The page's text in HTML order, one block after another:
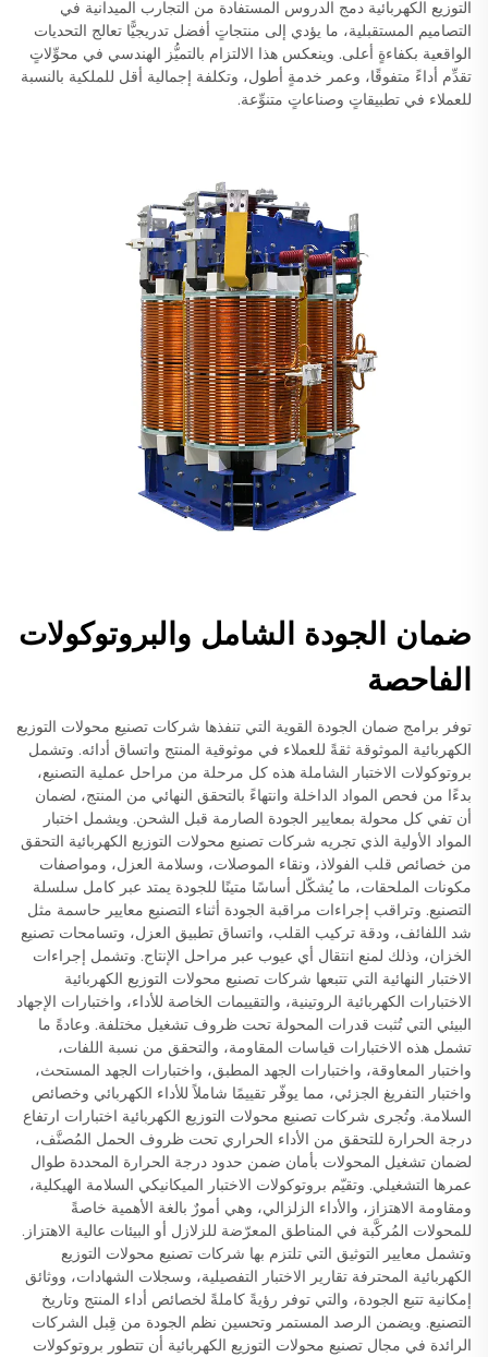
التوزيع الكهربائية دمج الدروس المستفادة من التجارب الميدانية في
التصاميم المستقبلية، ما يؤدي إلى منتجاتٍ أفضل تدريجيًّا تعالج التحديات
الواقعية بكفاءةٍ أعلى. وينعكس هذا الالتزام بالتميُّز الهندسي في محوِّلاتٍ
تقدِّم أداءً متفوقًا، وعمر خدمةٍ أطول، وتكلفة إجمالية أقل للملكية بالنسبة
للعملاء في تطبيقاتٍ وصناعاتٍ متنوِّعة.
ضمان الجودة الشامل والبروتوكولات
الفاحصة
توفر برامج ضمان الجودة القوية التي تنفذها شركات تصنيع محولات التوزيع
الكهربائية الموثوقة ثقةً للعملاء في موثوقية المنتج واتساق أدائه. وتشمل
بروتوكولات الاختبار الشاملة هذه كل مرحلة من مراحل عملية التصنيع،
بدءًا من فحص المواد الداخلة وانتهاءً بالتحقق النهائي من المنتج، لضمان
أن تفي كل محولة بمعايير الجودة الصارمة قبل الشحن. ويشمل اختبار
المواد الأولية الذي تجريه شركات تصنيع محولات التوزيع الكهربائية التحقق
من خصائص قلب الفولاذ، ونقاء الموصلات، وسلامة العزل، ومواصفات
مكونات الملحقات، ما يُشكّل أساسًا متينًا للجودة يمتد عبر كامل سلسلة
التصنيع. وتراقب إجراءات مراقبة الجودة أثناء التصنيع معايير حاسمة مثل
شد اللفائف، ودقة تركيب القلب، واتساق تطبيق العزل، وتسامحات تصنيع
الخزان، وذلك لمنع انتقال أي عيوب عبر مراحل الإنتاج. وتشمل إجراءات
الاختبار النهائية التي تتبعها شركات تصنيع محولات التوزيع الكهربائية
الاختبارات الكهربائية الروتينية، والتقييمات الخاصة للأداء، واختبارات الإجهاد
البيئي التي تُثبت قدرات المحولة تحت ظروف تشغيل مختلفة. وعادةً ما
تشمل هذه الاختبارات قياسات المقاومة، والتحقق من نسبة اللفات،
واختبار المعاوقة، واختبارات الجهد المطبق، واختبارات الجهد المستحث،
واختبار التفريغ الجزئي، مما يوفّر تقييمًا شاملاً للأداء الكهربائي وخصائص
السلامة. وتُجرى شركات تصنيع محولات التوزيع الكهربائية اختبارات ارتفاع
درجة الحرارة للتحقق من الأداء الحراري تحت ظروف الحمل المُصنَّف،
لضمان تشغيل المحولات بأمان ضمن حدود درجة الحرارة المحددة طوال
عمرها التشغيلي. وتقيّم بروتوكولات الاختبار الميكانيكي السلامة الهيكلية،
ومقاومة الاهتزاز، والأداء الزلزالي، وهي أمورٌ بالغة الأهمية خاصةً
للمحولات المُركَّبة في المناطق المعرّضة للزلازل أو البيئات عالية الاهتزاز.
وتشمل معايير التوثيق التي تلتزم بها شركات تصنيع محولات التوزيع
الكهربائية المحترفة تقارير الاختبار التفصيلية، وسجلات الشهادات، ووثائق
إمكانية تتبع الجودة، والتي توفر رؤيةً كاملةً لخصائص أداء المنتج وتاريخ
التصنيع. ويضمن الرصد المستمر وتحسين نظم الجودة من قِبل الشركات
الرائدة في مجال تصنيع محولات التوزيع الكهربائية أن تتطور بروتوكولات